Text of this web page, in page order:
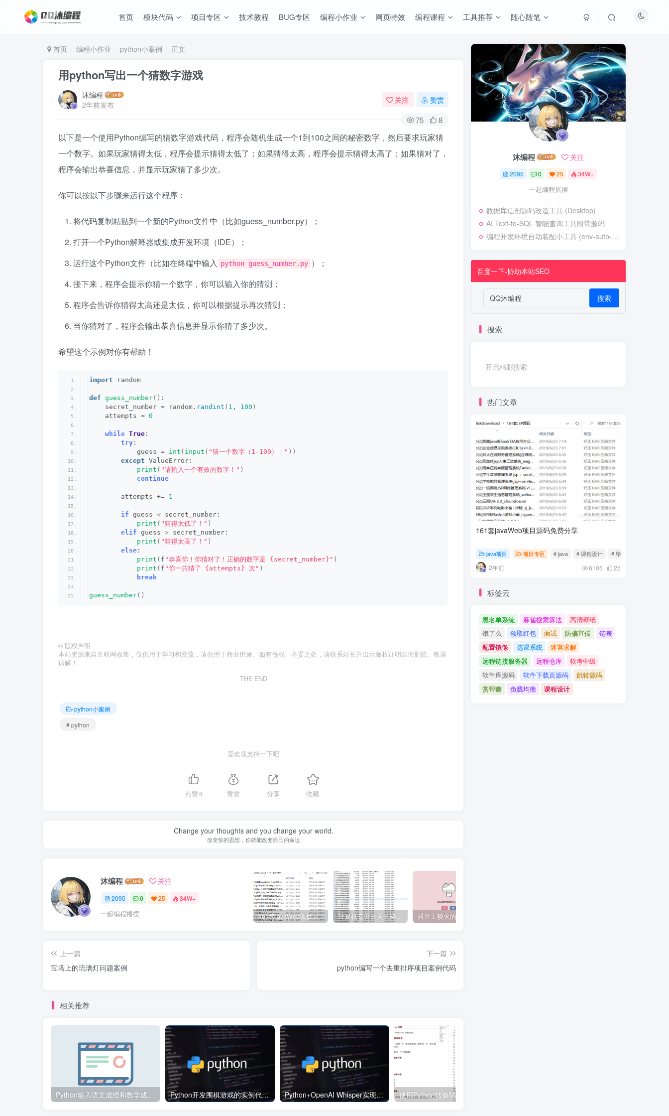
首页 模块代码 项目专区 技术教程 BUG专区 编程小作业 网页特效 编程课程 工具推荐 随心随笔
首页 编程小作业 python小案例 正文
用python写出一个猜数字游戏
沐编程
2年前发布
关注 赞赏
75 8
以下是一个使用Python编写的猜数字游戏代码，程序会随机生成一个1到100之间的秘密数字，然后要求玩家猜
一个数字。如果玩家猜得太低，程序会提示猜得太低了；如果猜得太高，程序会提示猜得太高了；如果猜对了，
程序会输出恭喜信息，并显示玩家猜了多少次。
你可以按以下步骤来运行这个程序：
将代码复制粘贴到一个新的Python文件中（比如guess_number.py）；
打开一个Python解释器或集成开发环境（IDE）；
运行这个Python文件（比如在终端中输入 python guess_number.py ）；
接下来，程序会提示你猜一个数字，你可以输入你的猜测；
程序会告诉你猜得太高还是太低，你可以根据提示再次猜测；
当你猜对了，程序会输出恭喜信息并显示你猜了多少次。
希望这个示例对你有帮助！
import random
def guess_number() :
    secret_number = random.
randint ( 1 , 100 )
    attempts =
0
while True :
try :
            guess =
int ( input ( "猜一个数字（1-100）：" ))
except ValueError:
print ( "请输入一个有效的数字！" )
continue
        attempts +=
1
if guess < secret_number:
print ( "猜得太低了！" )
elif guess > secret_number:
print ( "猜得太高了！" )
else :
print ( f "恭喜你！你猜对了！正确的数字是 {secret_number}" )
print ( f "你一共猜了 {attempts} 次" )
break
guess_number()
© 版权声明
本站资源来自互联网收集，仅供用于学习和交流，请勿用于商业用途。如有侵权、不妥之处，请联系站长并出示版权证明以便删除。敬请
谅解！
THE END
python小案例
# python
喜欢就支持一下吧
点赞8 赞赏 分享 收藏
Change your thoughts and you change your world.
改变你的思想，你就能改变自己的命运
沐编程 关注
2095 0 25 34W+
一起编程摇摆 161套javaWeb项目源码免费分享 计算机专业相关的毕业设计论文合集免费下载
上一篇
宝塔上的琉璃灯问题案例
下一篇
python编写一个去重排序项目案例代码
相关推荐
Python输入语文成绩和数学成绩并计算总成绩和平均成绩案例代码 Python开发围棋游戏的实例代码（实现全部功能） Python+OpenAI Whisper实现视频生成字幕
沐编程 关注
2095 0 25 34W+
一起编程摇摆
数据库信创源码改造工具 (Desktop)
AI Text-to-SQL 智能查询工具附带源码
编程开发环境自动装配小工具 (env-auto-setup)
百度一下-协助本站SEO
搜索
搜索
开启精彩搜索
热门文章
161套javaWeb项目源码免费分享
java项目 项目专区 # java # 课程设计 # 毕业设计
2年前 6105 25
标签云
黑名单系统 麻雀搜索算法
高清壁纸
饿了么
领取红包 面试 防骗宣传
链表
配置镜像
选课系统
迷宫求解
远程链接服务器
远程仓库
软考中级
软件库源码
软件下载页源码
跳转源码
赏帮赚
负载均衡 课程设计